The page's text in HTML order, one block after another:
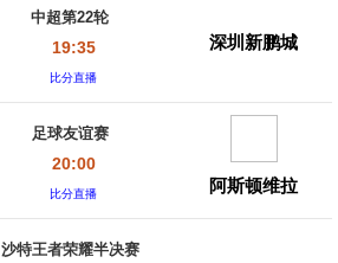
中超第22轮
19:35
比分直播
深圳新鹏城
足球友谊赛
20:00
比分直播 阿斯顿维拉
沙特王者荣耀半决赛